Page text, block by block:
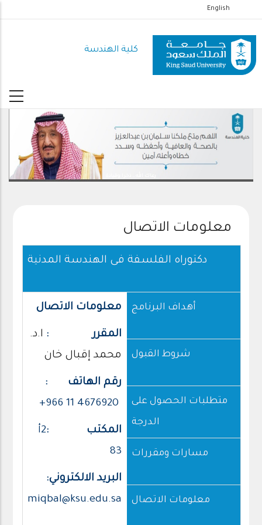
إلى
المحتوى
الرئيسي
English
كلية الهندسة
معلومات الاتصال
دكتوراه الفلسفة فى الهندسة المدنية
معلومات الاتصال
المقرر : ا.د.
محمد إقبال خان‎
رقم الهاتف :
المكتب : 2أ
83
البريد الالكتروني:
miqbal@ksu.edu.sa
أهداف البرنامج
شروط القبول
متطلبات الحصول على
الدرجة
مسارات ومقررات
معلومات الاتصال